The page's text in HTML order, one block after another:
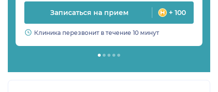
Записаться на прием + 100
Клиника перезвонит в течение 10 минут